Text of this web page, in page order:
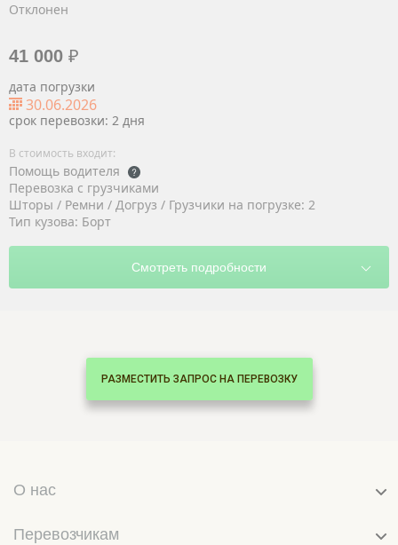
Отклонен
41 000 ₽
дата погрузки
30.06.2026
срок перевозки: 2 дня
Помощь водителя
Перевозка с грузчиками
Шторы / Ремни / Догруз / Грузчики на погрузке: 2
Тип кузова: Борт
РАЗМЕСТИТЬ ЗАПРОС НА ПЕРЕВОЗКУ
О нас
Перевозчикам